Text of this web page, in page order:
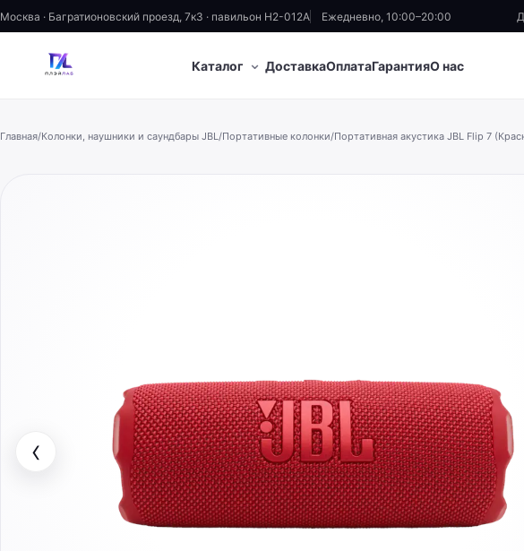
Москва · Багратионовский проезд, 7к3 · павильон H2-012A Ежедневно, 10:00–20:00
Каталог ⌄ ДоставкаОплатаГарантияО нас
Главная/Колонки, наушники и саундбары JBL/Портативные колонки/Портативная акустика JBL Flip 7
‹